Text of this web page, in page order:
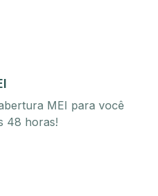
MEI para você
48 horas!